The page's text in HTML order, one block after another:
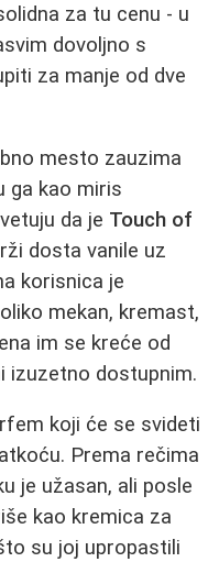
za tu cenu - u
dovoljno s
za manje od dve
mesto zauzima
ga kao miris
da je Touch of
dosta vanile uz
korisnica je
mekan, kremast,
im se kreće od
izuzetno dostupnim.
koji će se svideti
Prema rečima
je užasan, ali posle
kao kremica za
su joj upropastili